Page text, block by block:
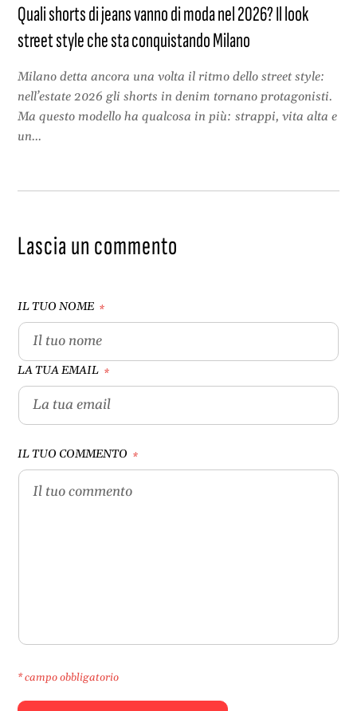
Quali shorts di jeans vanno di moda nel 2026? Il look
street style che sta conquistando Milano
Milano detta ancora una volta il ritmo dello street style:
nell’estate 2026 gli shorts in denim tornano protagonisti.
Ma questo modello ha qualcosa in più: strappi, vita alta e
un...
Lascia un commento
IL TUO NOME *
LA TUA EMAIL *
IL TUO COMMENTO *
* campo obbligatorio